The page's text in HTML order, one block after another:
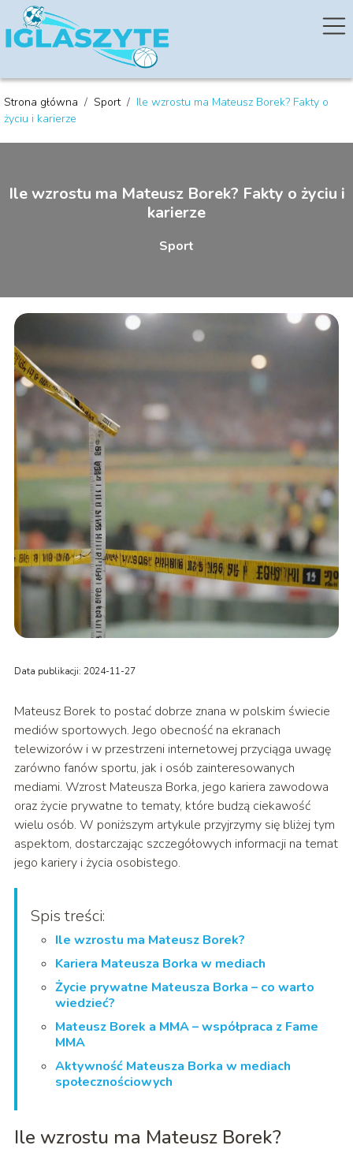
Strona główna / Sport / Ile wzrostu ma Mateusz Borek? Fakty o
życiu i karierze
Ile wzrostu ma Mateusz Borek? Fakty o życiu i
karierze
Sport
Data publikacji: 2024-11-27
Mateusz Borek to postać dobrze znana w polskim świecie
mediów sportowych. Jego obecność na ekranach
telewizorów i w przestrzeni internetowej przyciąga uwagę
zarówno fanów sportu, jak i osób zainteresowanych
mediami. Wzrost Mateusza Borka, jego kariera zawodowa
oraz życie prywatne to tematy, które budzą ciekawość
wielu osób. W poniższym artykule przyjrzymy się bliżej tym
aspektom, dostarczając szczegółowych informacji na temat
jego kariery i życia osobistego.
Spis treści:
Ile wzrostu ma Mateusz Borek?
Kariera Mateusza Borka w mediach
Życie prywatne Mateusza Borka – co warto
wiedzieć?
Mateusz Borek a MMA – współpraca z Fame
MMA
Aktywność Mateusza Borka w mediach
społecznościowych
Ile wzrostu ma Mateusz Borek?